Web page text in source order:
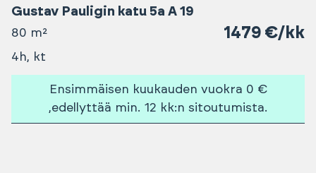
Gustav Pauligin katu 5a A 19
80 m² 1479 €/kk
4h, kt
Ensimmäisen kuukauden vuokra 0 €
,edellyttää min. 12 kk:n sitoutumista.